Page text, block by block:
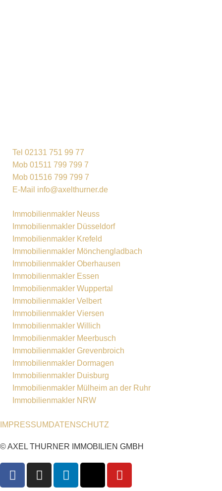
Tel 02131 751 99 77
Mob 01511 799 799 7
Mob 01516 799 799 7
E-Mail info@axelthurner.de
Immobilienmakler Neuss
Immobilienmakler Düsseldorf
Immobilienmakler Krefeld
Immobilienmakler Mönchengladbach
Immobilienmakler Oberhausen
Immobilienmakler Essen
Immobilienmakler Wuppertal
Immobilienmakler Velbert
Immobilienmakler Viersen
Immobilienmakler Willich
Immobilienmakler Meerbusch
Immobilienmakler Grevenbroich
Immobilienmakler Dormagen
Immobilienmakler Duisburg
Immobilienmakler Mülheim an der Ruhr
Immobilienmakler NRW
IMPRESSUM DATENSCHUTZ
© AXEL THURNER IMMOBILIEN GMBH